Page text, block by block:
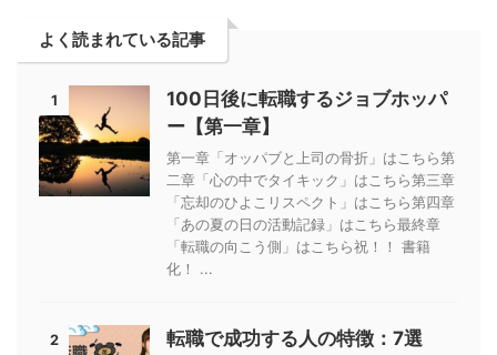
よく読まれている記事
1
100日後に転職するジョブホッパ
ー【第一章】
第一章「オッパブと上司の骨折」はこちら第
二章「心の中でタイキック」はこちら第三章
「忘却のひよこリスペクト」はこちら第四章
「あの夏の日の活動記録」はこちら最終章
「転職の向こう側」はこちら祝！！ 書籍
化！ ...
2 転職で成功する人の特徴：7選